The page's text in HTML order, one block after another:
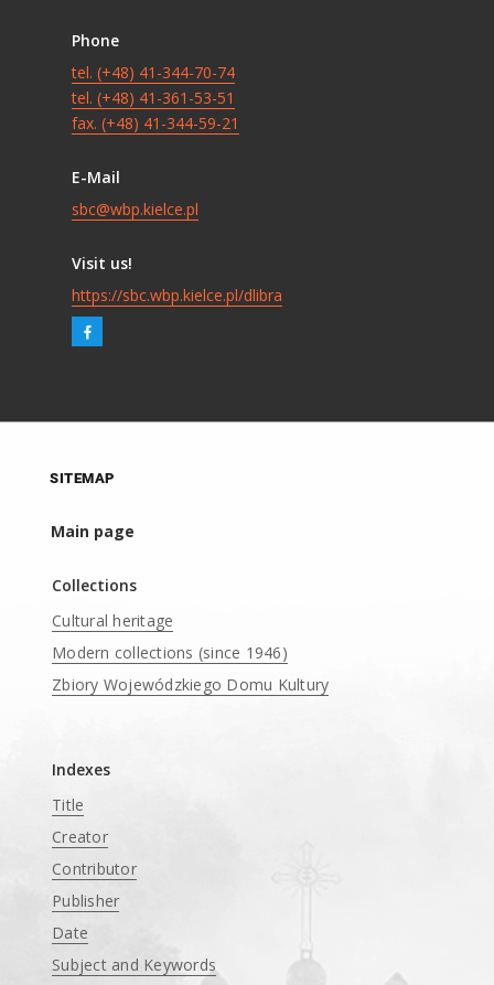
Phone
tel. (+48) 41-344-70-74
tel. (+48) 41-361-53-51
fax. (+48) 41-344-59-21
E-Mail
sbc@wbp.kielce.pl
Visit us!
https://sbc.wbp.kielce.pl/dlibra
SITEMAP
Main page
Collections
Cultural heritage
Modern collections (since 1946)
Zbiory Wojewódzkiego Domu Kultury
Indexes
Title
Creator
Contributor
Publisher
Date
Subject and Keywords